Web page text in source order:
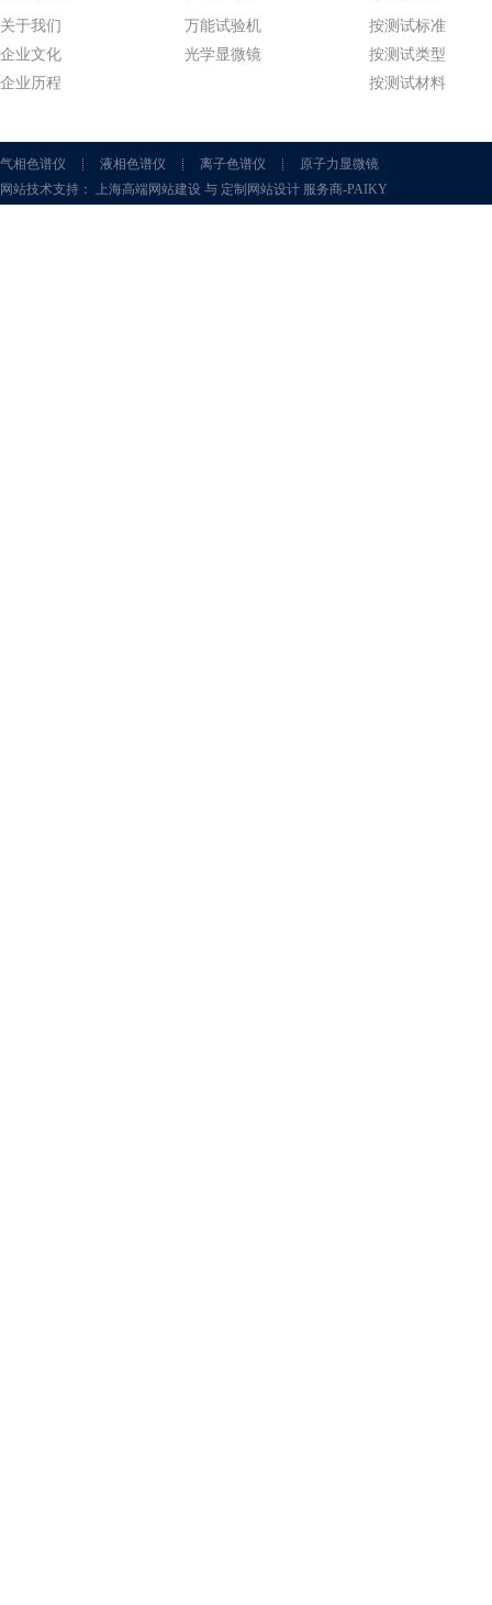
关于我们
企业文化
企业历程
万能试验机
光学显微镜
按测试标准
按测试类型
按测试材料
气相色谱仪 液相色谱仪 离子色谱仪
原子力显微镜
网站技术支持： 上海高端网站建设 与 定制网站设计 服务商-PAIKY